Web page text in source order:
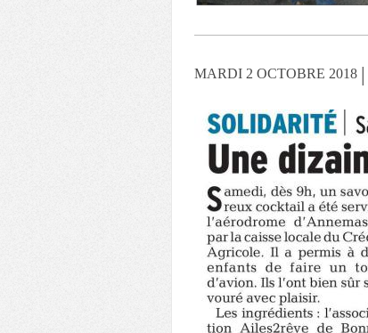
MARDI 2 OCTOBRE 2018 |